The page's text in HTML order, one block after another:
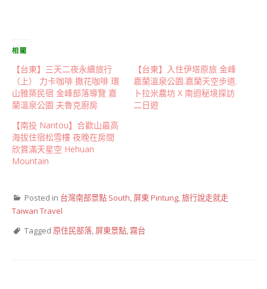
相關
【台東】三天二夜永續旅行
（上） 力卡咖啡 撒花咖啡 環
山雅築民宿 金峰部落導覽 嘉
蘭溫泉公園 夫魯克廚房
【台東】入住伊塔原旅 金峰
嘉蘭溫泉公園.嘉蘭天空步道.
卜拉米農坊 X 南迴秘境探訪
二日遊
【南投 Nantou】合歡山最高
海拔住宿松雪樓 夜晚在房間
欣賞滿天星空 Hehuan
Mountain
Posted in 台灣南部景點 South, 屏東 Pintung,旅行說走就走
Taiwan Travel
Tagged 原住民部落, 屏東景點,霧台